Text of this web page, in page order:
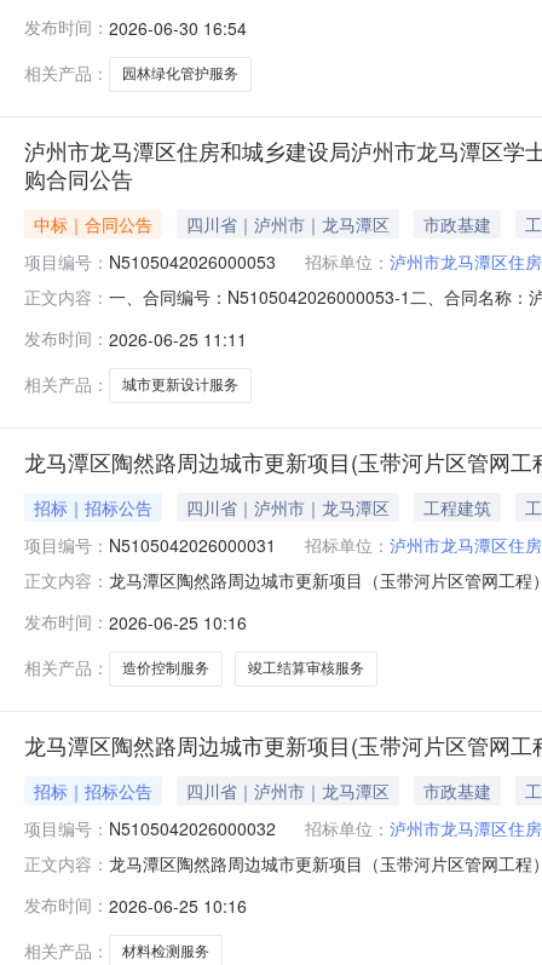
目名称采购标的服务范围服务要求服务时间服务标准
发布时间： 2026-06-30 16:54
相关产品：
园林绿化管护服务
泸州市龙马潭区住房和城乡建设局泸州市龙马潭区
购合同公告
中标｜合同公告 四川省｜泸州市｜龙马潭区 市政基建
项目编号： N5105042026000053 招标单位： 泸州市龙马潭区住
正文内容： 一、合同编号：N5105042026000053-1二、合同名称：
方)：泸州市龙马潭区住房和城乡建设局地址：泸州市龙
九
发布时间： 2026-06-25 11:11
相关产品：
城市更新设计服务
龙马潭区陶然路周边城市更新项目(玉带河片区管网
招标｜招标公告 四川省｜泸州市｜龙马潭区 工程建筑
项目编号： N5105042026000031 招标单位： 泸州市龙马潭区住
正文内容： 龙马潭区陶然路周边城市更新项目（玉带河片区管网工
件，并于2026年04月07日09时30分（北京时间）前提
称：龙马潭区陶然路周边
发布时间： 2026-06-25 10:16
相关产品：
造价控制服务 竣工结算审核服务
龙马潭区陶然路周边城市更新项目(玉带河片区管网
招标｜招标公告 四川省｜泸州市｜龙马潭区 市政基建
项目编号： N5105042026000032 招标单位： 泸州市龙马潭区住
正文内容： 龙马潭区陶然路周边城市更新项目（玉带河片区管网工
过项目电子化交易系统实行电子化采购。一、项目基本
次)采购方式：
发布时间： 2026-06-25 10:16
相关产品：
材料检测服务